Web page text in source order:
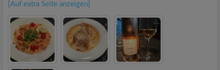
[Auf extra Seite anzeigen]